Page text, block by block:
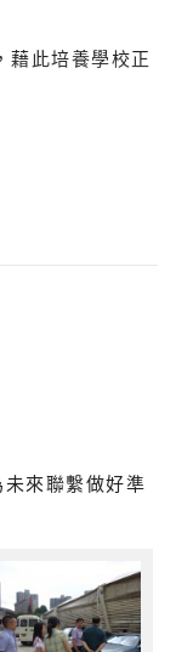
藉此培養學校正
來聯繫做好準